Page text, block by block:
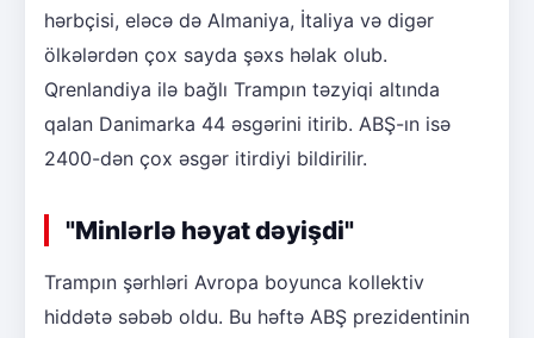
hərbçisi, eləcə də Almaniya, İtaliya və digər
ölkələrdən çox sayda şəxs həlak olub.
Qrenlandiya ilə bağlı Trampın təzyiqi altında
qalan Danimarka 44 əsgərini itirib. ABŞ-ın isə
2400-dən çox əsgər itirdiyi bildirilir.
"Minlərlə həyat dəyişdi"
Trampın şərhləri Avropa boyunca kollektiv
hiddətə səbəb oldu. Bu həftə ABŞ prezidentinin